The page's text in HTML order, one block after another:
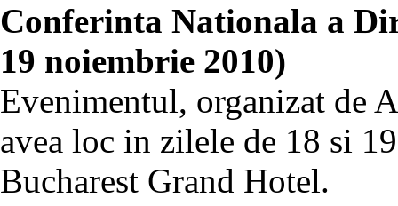
Conferinta Nationala a
19 noiembrie 2010)
Evenimentul, organizat de
avea loc in zilele de 18 si
Bucharest Grand Hotel.